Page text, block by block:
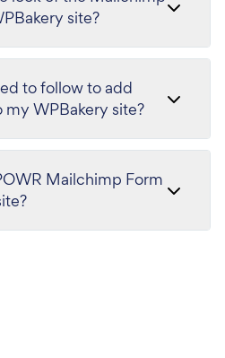
site?
to follow to add
WPBakery site?
Mailchimp Form